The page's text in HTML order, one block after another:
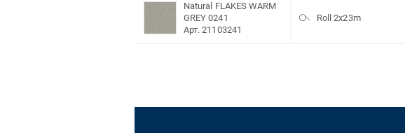
Natural FLAKES WARM
GREY 0241
Арт. 21103241
Roll 2x23m